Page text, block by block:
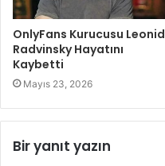
OnlyFans Kurucusu Leonid
Radvinsky Hayatını
Kaybetti
Mayıs 23, 2026
Bir yanıt yazın